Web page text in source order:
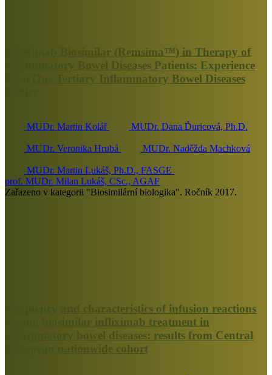
Infliximab Biosimilar (Remsima™) in Therapy of
Inflammatory Bowel Diseases Patients: Experience
from One Tertiary Inflammatory Bowel Diseases
MUDr. Martin Kolář MUDr. Dana Ďuricová, Ph.D.
MUDr. Veronika Hrubá MUDr. Naděžda Machková
MUDr. Martin Lukáš, Ph.D., FASGE
prof. MUDr. Milan Lukáš, CSc., AGAF
Zařazeno v kategorii "Biosimilární biologika". Ročník 2017.
Frequency and characteristics of infusion reactions
during biosimilar infliximab treatment in
inflammatory bowel diseases: results from Central
European nationwide cohort